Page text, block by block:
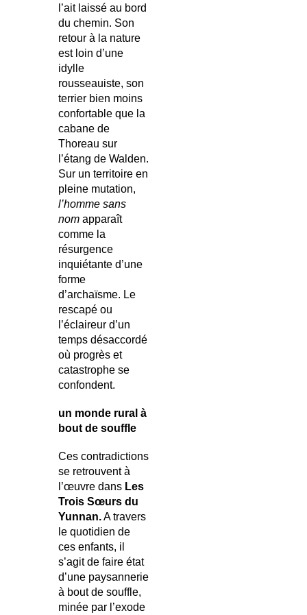
l’ait laissé au bord
du chemin. Son
retour à la nature
est loin d’une
idylle
rousseauiste, son
terrier bien moins
confortable que la
cabane de
Thoreau sur
l’étang de Walden.
Sur un territoire en
pleine mutation,
l’homme sans
nom apparaît
comme la
résurgence
inquiétante d’une
forme
d’archaïsme. Le
rescapé ou
l’éclaireur d’un
temps désaccordé
où progrès et
catastrophe se
confondent.
un monde rural à
bout de souffle
Ces contradictions
se retrouvent à
l’œuvre dans Les
Trois Sœurs du
Yunnan.A travers
le quotidien de
ces enfants, il
s’agit de faire état
d’une paysannerie
à bout de souffle,
minée par l’exode